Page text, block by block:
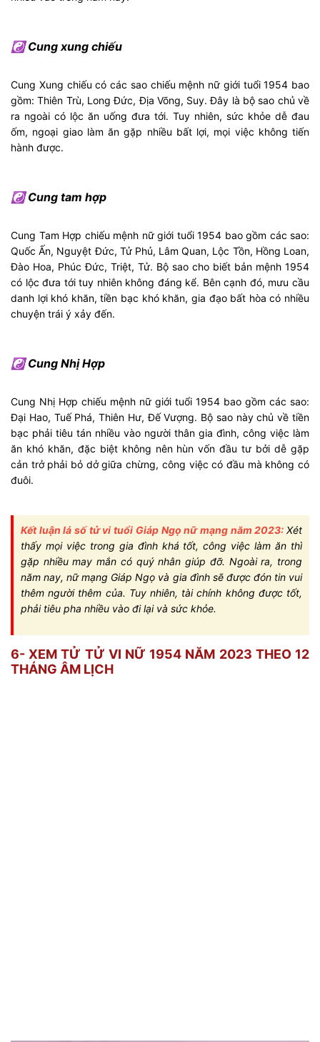
☯ Cung xung chiếu
Cung Xung chiếu có các sao chiếu mệnh nữ giới tuổi 1954 bao
gồm: Thiên Trù, Long Đức, Địa Võng, Suy. Đây là bộ sao chủ về
ra ngoài có lộc ăn uống đưa tới. Tuy nhiên, sức khỏe dễ đau
ốm, ngoại giao làm ăn gặp nhiều bất lợi, mọi việc không tiến
hành được.
☯ Cung tam hợp
Cung Tam Hợp chiếu mệnh nữ giới tuổi 1954 bao gồm các sao:
Quốc Ấn, Nguyệt Đức, Tử Phủ, Lâm Quan, Lộc Tồn, Hồng Loan,
Đào Hoa, Phúc Đức, Triệt, Tử. Bộ sao cho biết bản mệnh 1954
có lộc đưa tới tuy nhiên không đáng kể. Bên cạnh đó, mưu cầu
danh lợi khó khăn, tiền bạc khó khăn, gia đạo bất hòa có nhiều
chuyện trái ý xảy đến.
☯ Cung Nhị Hợp
Cung Nhị Hợp chiếu mệnh nữ giới tuổi 1954 bao gồm các sao:
Đại Hao, Tuế Phá, Thiên Hư, Đế Vượng. Bộ sao này chủ về tiền
bạc phải tiêu tán nhiều vào người thân gia đình, công việc làm
ăn khó khăn, đặc biệt không nên hùn vốn đầu tư bởi dễ gặp
cản trở phải bỏ dở giữa chừng, công việc có đầu mà không có
đuôi.
Kết luận lá số tử vi tuổi Giáp Ngọ nữ mạng năm 2023: Xét
thấy mọi việc trong gia đình khá tốt, công việc làm ăn thì
gặp nhiều may mắn có quý nhân giúp đỡ. Ngoài ra, trong
năm nay, nữ mạng Giáp Ngọ và gia đình sẽ được đón tin vui
thêm người thêm của. Tuy nhiên, tài chính không được tốt,
phải tiêu pha nhiều vào đi lại và sức khỏe.
6- XEM TỬ TỬ VI NỮ 1954 NĂM 2023 THEO 12
THÁNG ÂM LỊCH